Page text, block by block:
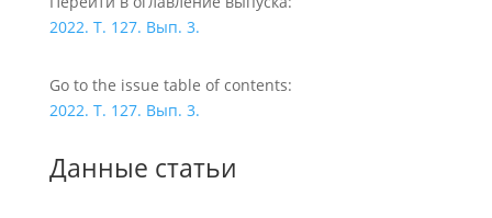
2022. Т. 127. Вып. 3.
Go to the issue table of contents:
2022. Т. 127. Вып. 3.
Данные статьи